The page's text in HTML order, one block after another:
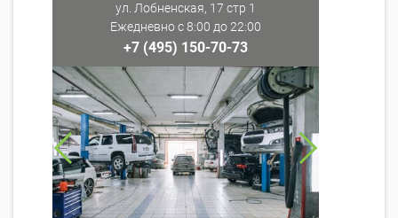
ул. Лобненская, 17 стр 1
Ежедневно с 8:00 до 22:00
+7 (495) 150-70-73